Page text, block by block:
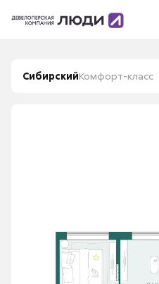
СибирскийКомфорт-класс